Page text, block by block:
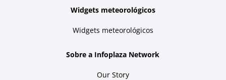
Widgets meteorológicos
Widgets meteorológicos
Sobre a Infoplaza Network
Our Story